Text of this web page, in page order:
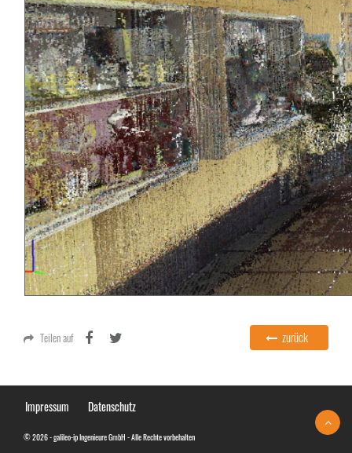
Teilen auf zurück
Impressum Datenschutz
© 2026 - galileo-ip Ingenieure GmbH - Alle Rechte vorbehalten